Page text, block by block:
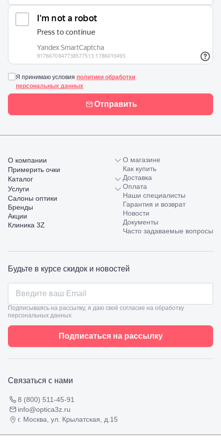
Я принимаю условия политики обработки
персональных данных
Отправить
О компании
Примерить очки
Каталог
Услуги
Салоны оптики
Бренды
Акции
Клиника 3Z
О магазине
Как купить
Доставка
Оплата
Наши специалисты
Гарантия и возврат
Новости
Документы
Часто задаваемые вопросы
Связаться с нами
8 (800) 511-45-91
info@optica3z.ru
г. Москва, ул. Крылатская, д.15
Будьте в курсе скидок и новостей
Подписываясь на рассылку, я даю своё согласие на обработку
персональных данных
Подписаться на рассылку
очков
контактных
линз
ул. Гагарина,
Новороссийск,
10/ ул.
Лейтенанта
Шмидта,
Пятигорск,
пр.
ул.
А
Соликамск,
ул.
Калийная,
138
Сочи, ул.
Островского,
67
Таманская,
Тимашевск,
Тихорецк,
ул.
Октябрьская,
Ленина,
8
Умара
6
Москва, м.
Крылатское